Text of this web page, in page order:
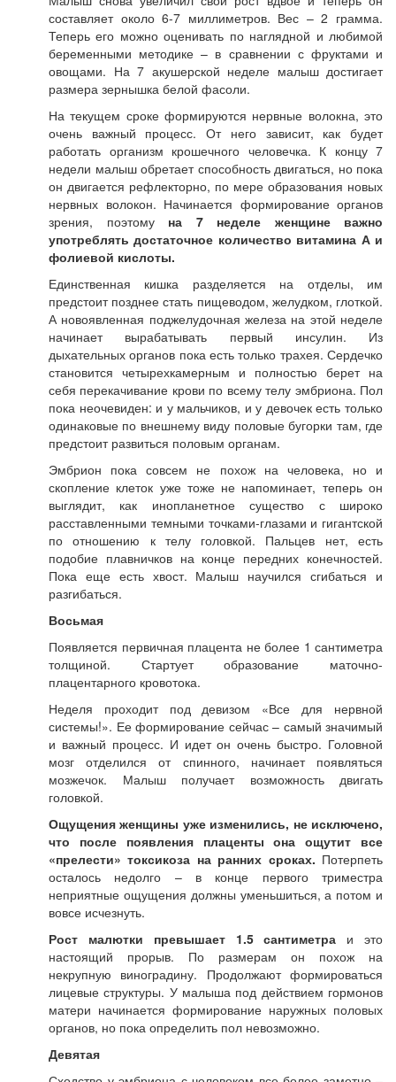
составляет около 6-7 миллиметров. Вес – 2 грамма.
Теперь его можно оценивать по наглядной и любимой
беременными методике – в сравнении с фруктами и
овощами. На 7 акушерской неделе малыш достигает
размера зернышка белой фасоли.
На текущем сроке формируются нервные волокна, это
очень важный процесс. От него зависит, как будет
работать организм крошечного человечка. К концу 7
недели малыш обретает способность двигаться, но пока
он двигается рефлекторно, по мере образования новых
нервных волокон. Начинается формирование органов
зрения, поэтому на 7 неделе женщине важно
употреблять достаточное количество витамина А и
фолиевой кислоты.
Единственная кишка разделяется на отделы, им
предстоит позднее стать пищеводом, желудком, глоткой.
А новоявленная поджелудочная железа на этой неделе
начинает вырабатывать первый инсулин. Из
дыхательных органов пока есть только трахея. Сердечко
становится четырехкамерным и полностью берет на
себя перекачивание крови по всему телу эмбриона. Пол
пока неочевиден: и у мальчиков, и у девочек есть только
одинаковые по внешнему виду половые бугорки там, где
предстоит развиться половым органам.
Эмбрион пока совсем не похож на человека, но и
скопление клеток уже тоже не напоминает, теперь он
выглядит, как инопланетное существо с широко
расставленными темными точками-глазами и гигантской
по отношению к телу головкой. Пальцев нет, есть
подобие плавничков на конце передних конечностей.
Пока еще есть хвост. Малыш научился сгибаться и
разгибаться.
Восьмая
Появляется первичная плацента не более 1 сантиметра
толщиной. Стартует образование маточно-
плацентарного кровотока.
Неделя проходит под девизом «Все для нервной
системы!». Ее формирование сейчас – самый значимый
и важный процесс. И идет он очень быстро. Головной
мозг отделился от спинного, начинает появляться
мозжечок. Малыш получает возможность двигать
головкой.
Ощущения женщины уже изменились, не исключено,
что после появления плаценты она ощутит все
«прелести» токсикоза на ранних сроках. Потерпеть
осталось недолго – в конце первого триместра
неприятные ощущения должны уменьшиться, а потом и
вовсе исчезнуть.
Рост малютки превышает 1.5 сантиметра и это
настоящий прорыв. По размерам он похож на
некрупную виноградину. Продолжают формироваться
лицевые структуры. У малыша под действием гормонов
матери начинается формирование наружных половых
органов, но пока определить пол невозможно.
Девятая